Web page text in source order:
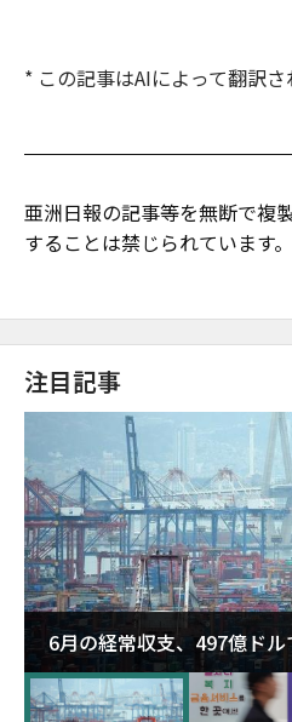
* この記事はAIによって翻訳さ
亜洲日報の記事等を無断で複
することは禁じられています。
注目記事
6月の経常収支、497億ド
が初の1000億ドル突破